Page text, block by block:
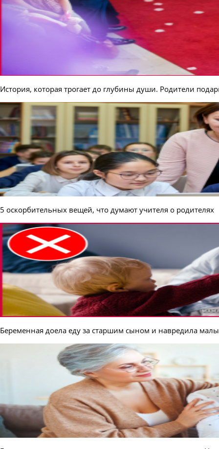
История, которая трогает до глубины души. Родители
5 оскорбительных вещей, что думают учителя о родителях
Беременная доела еду за старшим сыном и навредила